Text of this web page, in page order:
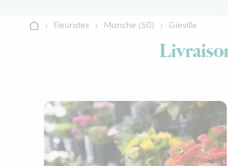
Accueil
› Fleuristes › Manche (50) › Gieville